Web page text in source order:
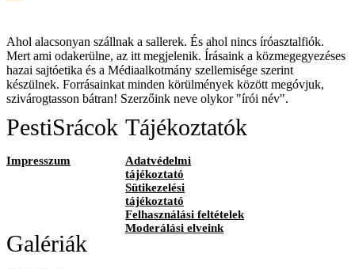
Ahol alacsonyan szállnak a sallerek. És ahol nincs íróasztalfiók.
Mert ami odakerülne, az itt megjelenik. Írásaink a közmegegyezéses
hazai sajtóetika és a Médiaalkotmány szellemisége szerint
készülnek. Forrásainkat minden körülmények között megóvjuk,
szivárogtasson bátran! Szerzőink neve olykor "írói név".
PestiSrácok
Impresszum
Tájékoztatók
Adatvédelmi
tájékoztató
Sütikezelési
tájékoztató
Felhasználási feltételek
Moderálási elveink
Galériák